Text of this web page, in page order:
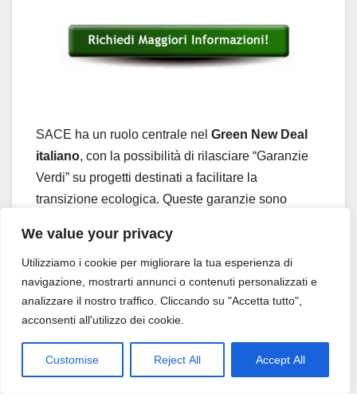
We value your privacy
Utilizziamo i cookie per migliorare la tua esperienza di
navigazione, mostrarti annunci o contenuti personalizzati e
analizzare il nostro traffico. Cliccando su "Accetta tutto",
acconsenti all'utilizzo dei cookie.
Customise Reject All Accept All
SACE ha un ruolo centrale nel Green New Deal
italiano, con la possibilità di rilasciare “Garanzie
Verdi” su progetti destinati a facilitare la
transizione ecologica. Queste garanzie sono
positivo sull’ambiente, come:
Miglioramento dell’efficienza energetica nei
processi produttivi.
(riciclo, riuso, riduzione degli sprechi).
Mobilità sostenibile.